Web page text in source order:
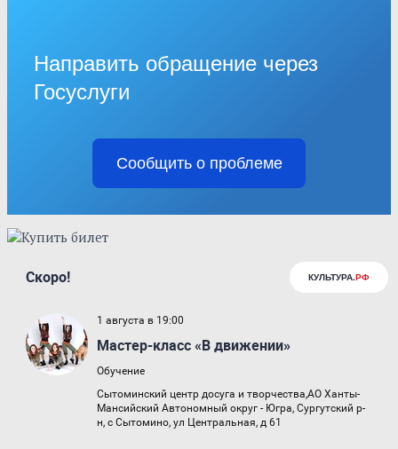
Направить обращение через
Госуслуги
Сообщить о проблеме